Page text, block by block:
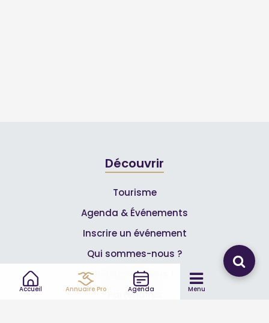
Accueil Annuaire Pro Agenda Menu
Découvrir
Tourisme
Agenda & Événements
Inscrire un événement
Qui sommes-nous ?
Rejoignez-nous !
Partenaires